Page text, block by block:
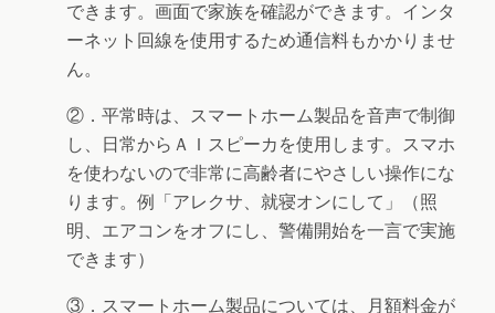
できます。画面で家族を確認ができます。インタ
ーネット回線を使用するため通信料もかかりませ
ん。
②．平常時は、スマートホーム製品を音声で制御
し、日常からＡＩスピーカを使用します。スマホ
を使わないので非常に高齢者にやさしい操作にな
ります。例「アレクサ、就寝オンにして」（照
明、エアコンをオフにし、警備開始を一言で実施
できます）
③．スマートホーム製品については、月額料金が